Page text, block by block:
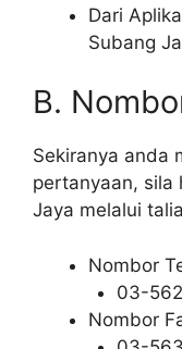
Dari
Subang
B.
Sekiranya anda
pertanyaan, sila
Jaya melalui
Nombor
03-
Nombor